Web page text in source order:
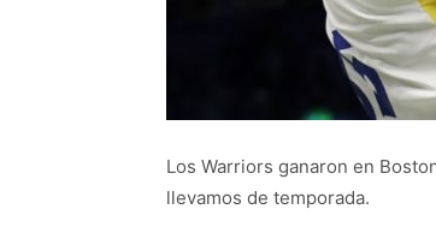
Los Warriors ganaron en
llevamos de temporada.